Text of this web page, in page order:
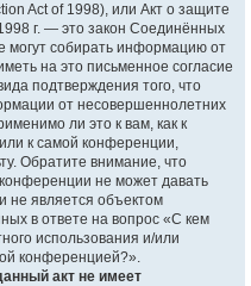
Act of 1998), или Акт о защите
г. — это закон Соединённых
могут собирать информацию от
на это письменное согласие
подтверждения того, что
от несовершеннолетних
ли это к вам, как к
к самой конференции,
Обратите внимание, что
не может давать
не является объектом
в ответе на вопрос «С кем
использования и/или
конференцией?».
акт не имеет